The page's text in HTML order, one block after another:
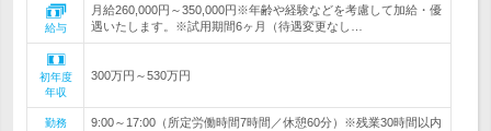
給与
月給260,000円～350,000円※年齢や経験などを考慮して加給・優
遇いたします。※試用期間6ヶ月（待遇変更なし…
初年度
年収
300万円～530万円
勤務
9:00～17:00（所定労働時間7時間／休憩60分）※残業30時間以内